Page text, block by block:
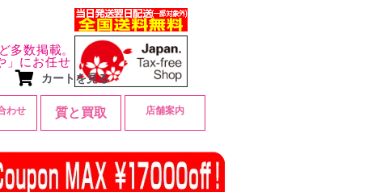
多数掲載。
」にお任せ
カートを見る
わせ 質と買取 店舗案内